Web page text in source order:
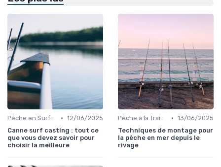
Pêche en Surfcasting • 12/06/2025
Canne surf casting : tout ce
que vous devez savoir pour
choisir la meilleure
Pêche à la Traîne • 13/06/2025
Techniques de montage pour
la pêche en mer depuis le
rivage